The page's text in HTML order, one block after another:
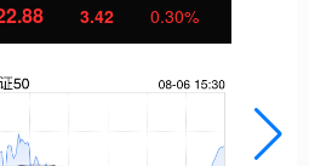
3.42 0.30%